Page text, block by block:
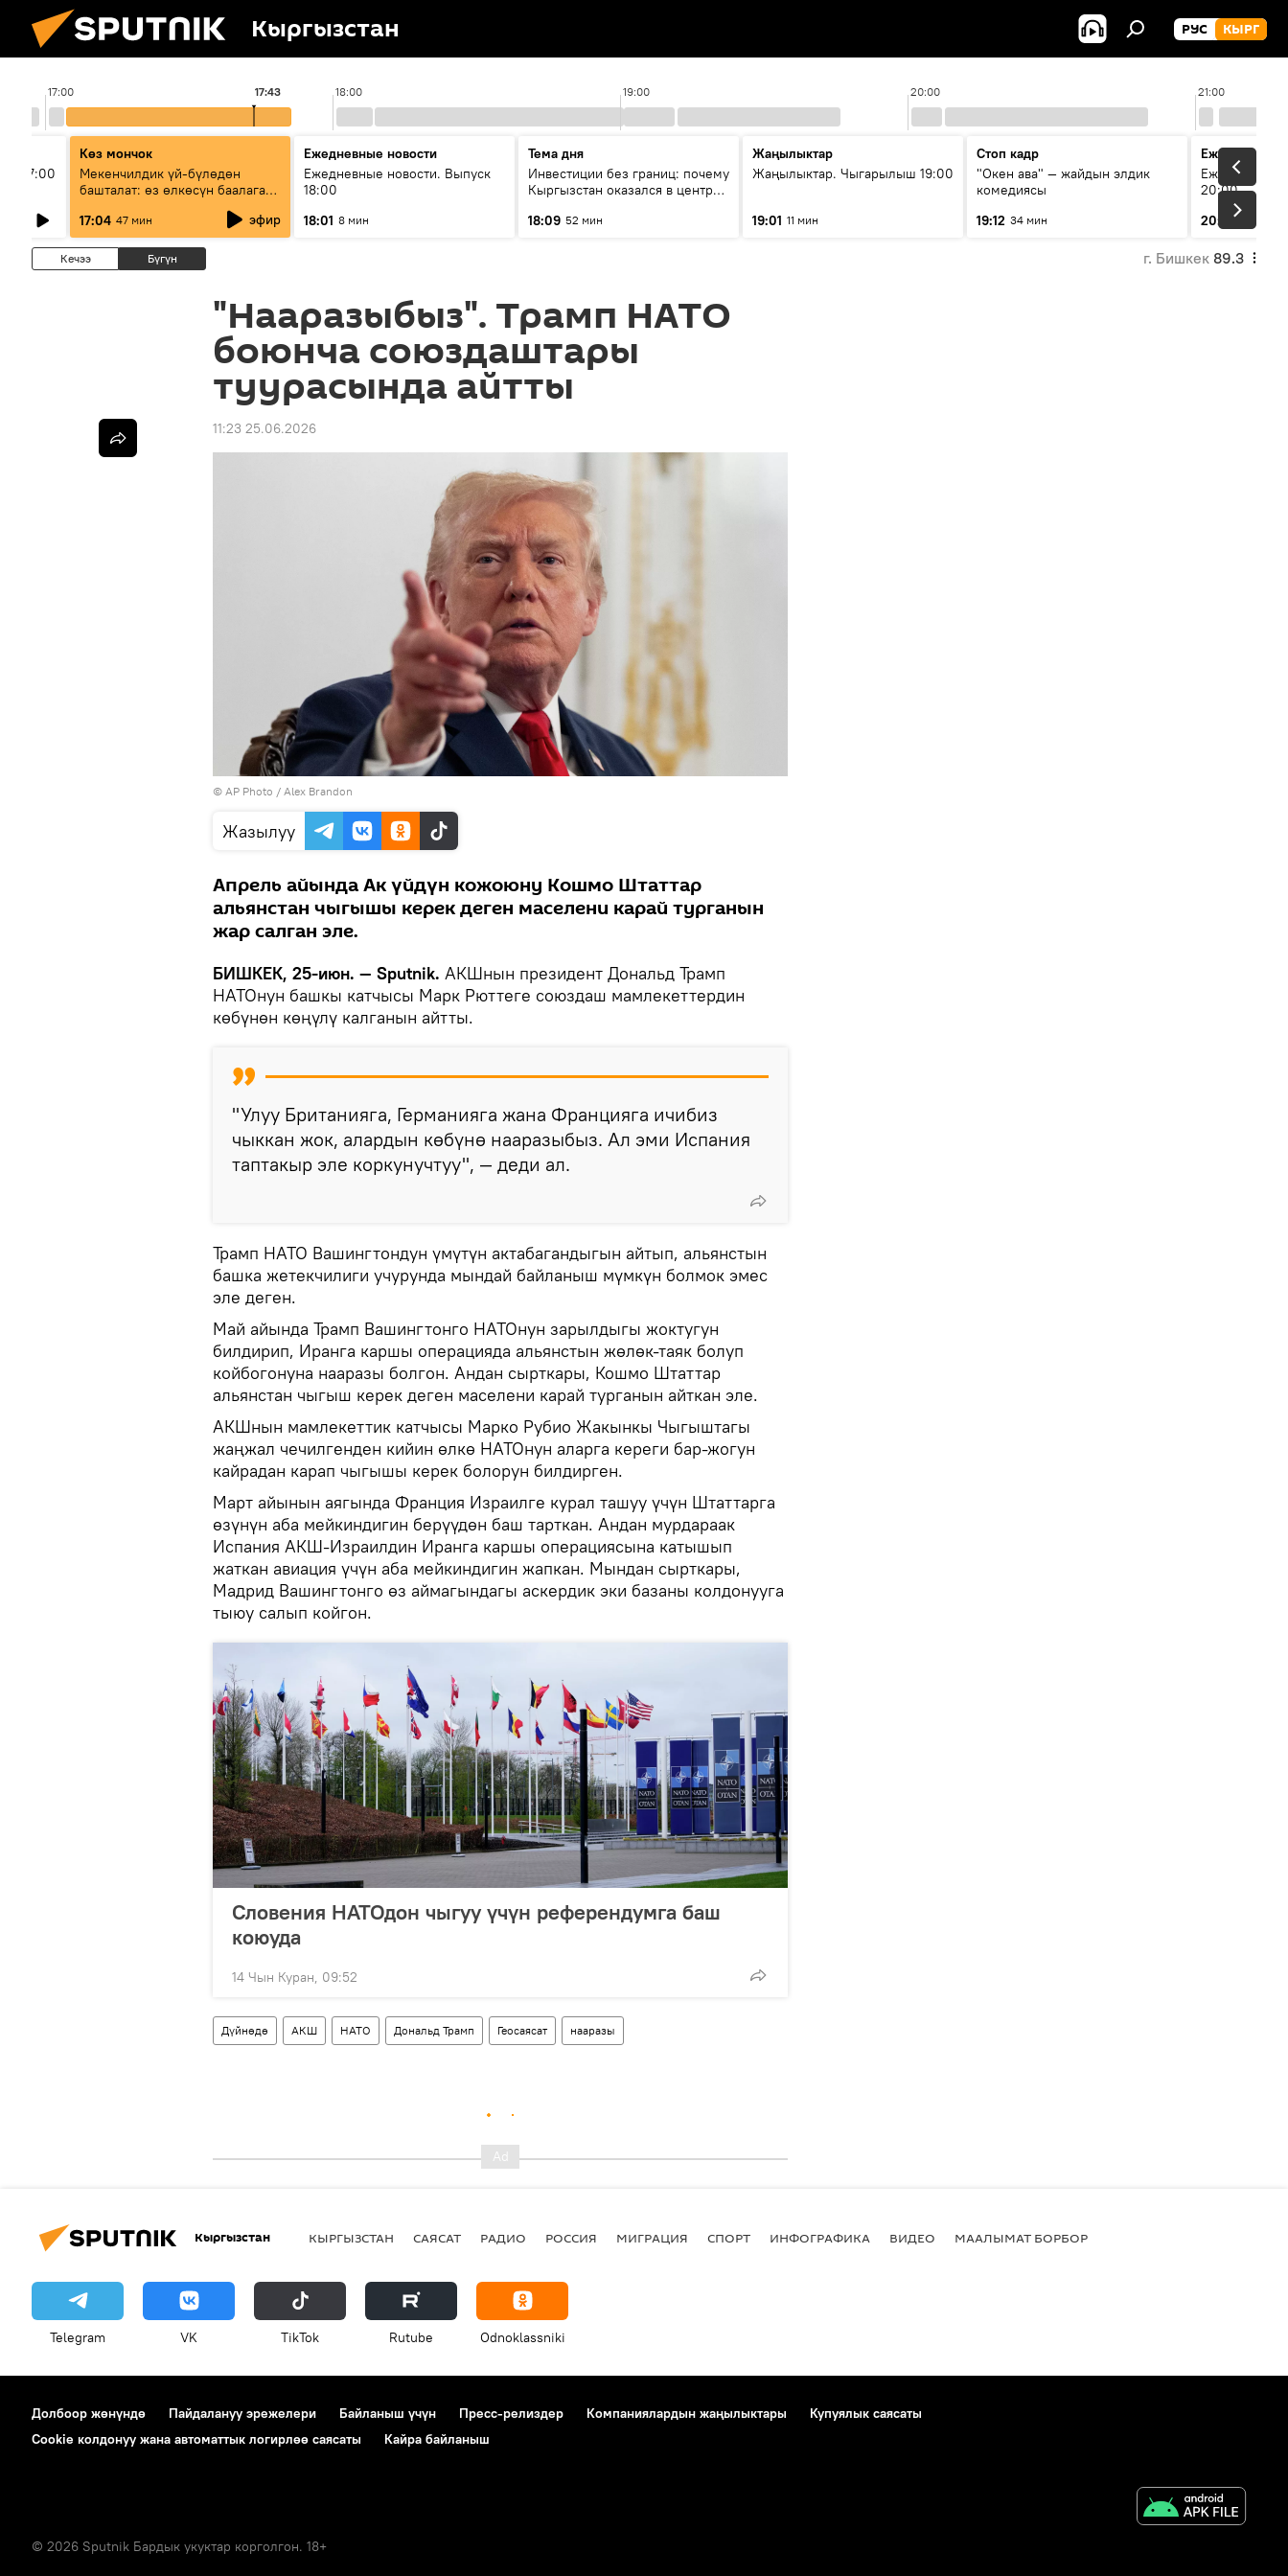
Кыргызстан РУС КЫРГ
17:00 18:00 19:00 20:00 21:00
17:43
17:00
Көз мончок
Мекенчилдик үй-бүлөдөн
башталат: өз өлкөсүн баалаган
муунду кантип тарбиялоо
керек?
17:04 47 мин эфир
Ежедневные новости
Ежедневные новости. Выпуск
18:00
18:01 8 мин
Тема дня
Инвестиции без границ: почему
Кыргызстан оказался в центре
18:09 52 мин
Жаңылыктар
Жаңылыктар. Чыгарылыш 19:00
19:01 11 мин
Стоп кадр
"Окен ава" — жайдын элдик
комедиясы
19:12 34 мин
Ежедневные
Ежедневные
20:00
20:01
Кечээ Бүгүн г. Бишкек 89.3
"Нааразыбыз". Трамп НАТО
боюнча союздаштары
туурасында айтты
11:23 25.06.2026
© AP Photo / Alex Brandon
Жазылуу
Апрель айында Ак үйдүн кожоюну Кошмо Штаттар
альянстан чыгышы керек деген маселени карай турганын
жар салган эле.
БИШКЕК, 25-июн. — Sputnik. АКШнын президент Дональд Трамп
НАТОнун башкы катчысы Марк Рюттеге союздаш мамлекеттердин
көбүнөн көңүлү калганын айтты.
"Улуу Британияга, Германияга жана Францияга ичибиз
чыккан жок, алардын көбүнө нааразыбыз. Ал эми Испания
таптакыр эле коркунучтуу", — деди ал.
Трамп НАТО Вашингтондун үмүтүн актабагандыгын айтып, альянстын
башка жетекчилиги учурунда мындай байланыш мүмкүн болмок эмес
эле деген.
Май айында Трамп Вашингтонго НАТОнун зарылдыгы жоктугун
билдирип, Иранга каршы операцияда альянстын жөлөк-таяк болуп
койбогонуна нааразы болгон. Андан сырткары, Кошмо Штаттар
альянстан чыгыш керек деген маселени карай турганын айткан эле.
АКШнын мамлекеттик катчысы Марко Рубио Жакынкы Чыгыштагы
жаңжал чечилгенден кийин өлкө НАТОнун аларга кереги бар-жогун
кайрадан карап чыгышы керек болорун билдирген.
Март айынын аягында Франция Израилге курал ташуу үчүн Штаттарга
өзүнүн аба мейкиндигин берүүдөн баш тарткан. Андан мурдараак
Испания АКШ-Израилдин Иранга каршы операциясына катышып
жаткан авиация үчүн аба мейкиндигин жапкан. Мындан сырткары,
Мадрид Вашингтонго өз аймагындагы аскердик эки базаны колдонууга
тыюу салып койгон.
Словения НАТОдон чыгуу үчүн референдумга баш
коюуда
14 Чын Куран, 09:52
Дүйнөдө АКШ НАТО Дональд Трамп Геосаясат нааразы
Кыргызстан КЫРГЫЗСТАН САЯСАТ РАДИО РОССИЯ МИГРАЦИЯ СПОРТ ИНФОГРАФИКА ВИДЕО МААЛЫМАТ БОРБОР
Telegram VK ТikТоk Rutube Odnoklassniki
Долбоор жөнүндө Пайдалануу эрежелери Байланыш үчүн Пресс-релиздер Компаниялардын жаңылыктары
Купуялык саясаты
Cookie колдонуу жана автоматтык логирлөө саясаты
Кайра байланыш
© 2026 Sputnik Бардык укуктар корголгон. 18+